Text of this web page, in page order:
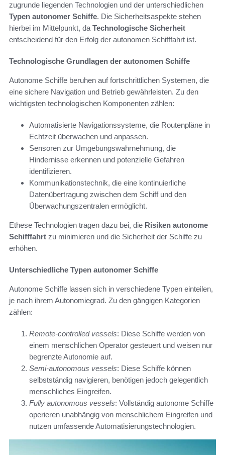
zugrunde liegenden Technologien und der unterschiedlichen
Typen autonomer Schiffe. Die Sicherheitsaspekte stehen
hierbei im Mittelpunkt, da Technologische Sicherheit
entscheidend für den Erfolg der autonomen Schifffahrt ist.
Technologische Grundlagen der autonomen Schiffe
Autonome Schiffe beruhen auf fortschrittlichen Systemen, die
eine sichere Navigation und Betrieb gewährleisten. Zu den
wichtigsten technologischen Komponenten zählen:
Automatisierte Navigationssysteme, die Routenpläne in
Echtzeit überwachen und anpassen.
Sensoren zur Umgebungswahrnehmung, die
Hindernisse erkennen und potenzielle Gefahren
identifizieren.
Kommunikationstechnik, die eine kontinuierliche
Datenübertragung zwischen dem Schiff und den
Überwachungszentralen ermöglicht.
Ethese Technologien tragen dazu bei, die Risiken autonome
Schifffahrt zu minimieren und die Sicherheit der Schiffe zu
erhöhen.
Unterschiedliche Typen autonomer Schiffe
Autonome Schiffe lassen sich in verschiedene Typen einteilen,
je nach ihrem Autonomiegrad. Zu den gängigen Kategorien
zählen:
Remote-controlled vessels: Diese Schiffe werden von
einem menschlichen Operator gesteuert und weisen nur
begrenzte Autonomie auf.
Semi-autonomous vessels: Diese Schiffe können
selbstständig navigieren, benötigen jedoch gelegentlich
menschliches Eingreifen.
Fully autonomous vessels: Vollständig autonome Schiffe
operieren unabhängig von menschlichem Eingreifen und
nutzen umfassende Automatisierungstechnologien.